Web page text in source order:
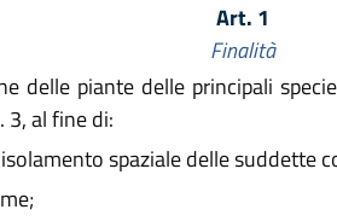
Art. 1
Finalità
delle piante delle principali
3, al fine di:
spaziale delle suddette